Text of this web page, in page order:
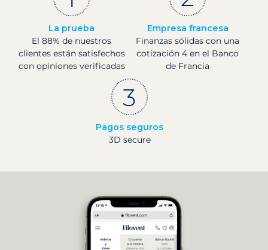
La prueba
El 88% de nuestros
clientes están satisfechos
con opiniones verificadas
Empresa francesa
Finanzas sólidas con una
cotización 4 en el Banco
de Francia
Pagos seguros
3D secure